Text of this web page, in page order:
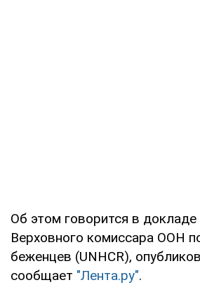
Об этом говорится в докладе
Верховного комиссара ООН
беженцев (UNHCR),
сообщает "Лента.ру".